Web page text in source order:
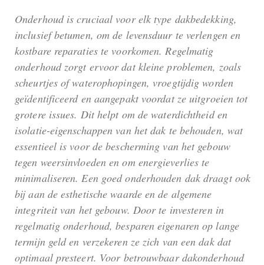
Onderhoud is cruciaal voor elk type dakbedekking,
inclusief betumen, om de levensduur te verlengen en
kostbare reparaties te voorkomen. Regelmatig
onderhoud zorgt ervoor dat kleine problemen, zoals
scheurtjes of waterophopingen, vroegtijdig worden
geïdentificeerd en aangepakt voordat ze uitgroeien tot
grotere issues. Dit helpt om de waterdichtheid en
isolatie-eigenschappen van het dak te behouden, wat
essentieel is voor de bescherming van het gebouw
tegen weersinvloeden en om energieverlies te
minimaliseren. Een goed onderhouden dak draagt ook
bij aan de esthetische waarde en de algemene
integriteit van het gebouw. Door te investeren in
regelmatig onderhoud, besparen eigenaren op lange
termijn geld en verzekeren ze zich van een dak dat
optimaal presteert. Voor betrouwbaar dakonderhoud